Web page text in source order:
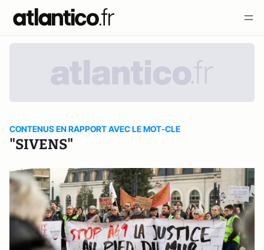
CONTENUS EN RAPPORT AVEC LE MOT-CLE
"SIVENS"